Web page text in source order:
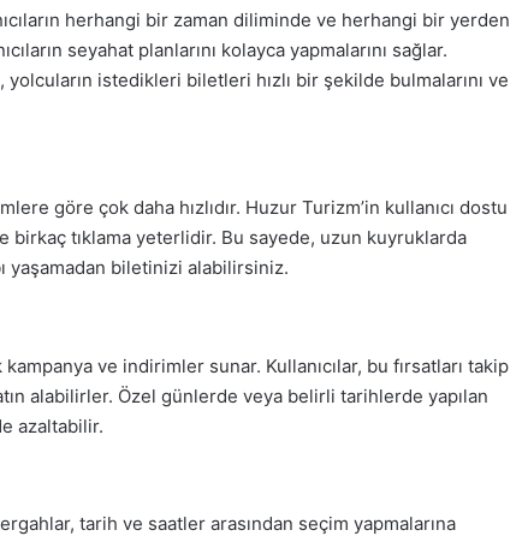
herhangi bir zaman diliminde ve herhangi bir yerden
seyahat planlarını kolayca yapmalarını sağlar.
istedikleri biletleri hızlı bir şekilde bulmalarını ve
göre çok daha hızlıdır. Huzur Turizm’in kullanıcı dostu
birkaç tıklama yeterlidir. Bu sayede, uzun kuyruklarda
yaşamadan biletinizi alabilirsiniz.
ve indirimler sunar. Kullanıcılar, bu fırsatları takip
alabilirler. Özel günlerde veya belirli tarihlerde yapılan
azaltabilir.
tarih ve saatler arasından seçim yapmalarına